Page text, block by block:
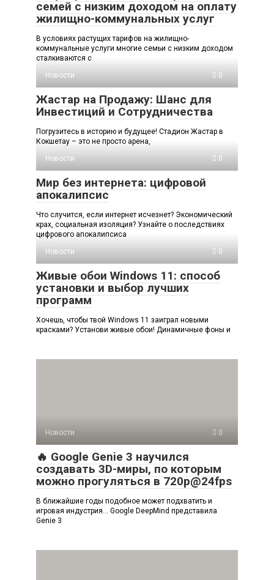
семей с низким доходом на оплату
жилищно-коммунальных услуг
В условиях растущих тарифов на жилищно-
коммунальные услуги многие семьи с низким доходом
сталкиваются с
Новости
0
Жастар на Продажу: Шанс для
Инвестиций и Сотрудничества
Погрузитесь в историю и будущее! Стадион Жастар в
Кокшетау – это не просто арена,
Новости
0
Мир без интернета: цифровой
апокалипсис
Что случится, если интернет исчезнет? Экономический
крах, социальная изоляция? Узнайте о последствиях
цифрового апокалипсиса
Новости
0
Живые обои Windows 11: способ
установки и выбор лучших
программ
Хочешь, чтобы твой Windows 11 заиграл новыми
красками? Установи живые обои! Динамичные фоны и
Новости 0
🔥 Google Genie 3 научился
создавать 3D-миры, по которым
можно прогуляться в 720p@24fps
В ближайшие годы подобное может подхватить и
игровая индустрия… Google DeepMind представила
Genie 3